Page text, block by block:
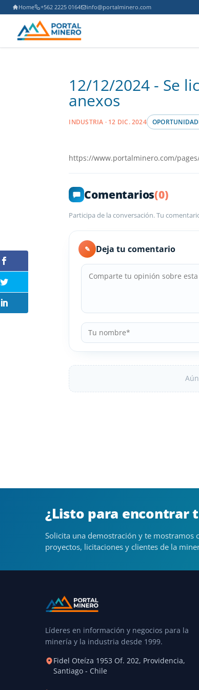
Home +562 2225 0164 info@portalminero.com
12/12/2024 - Se
anexos
INDUSTRIA · 12 DIC. 2024
https://www.portalminero.com/
Comentarios(0)
Participa de la conversación. Tu
✎ Deja tu comentario
¿Listo para encontrar
Solicita una demostración y te mostramos
proyectos, licitaciones y clientes de la
Líderes en información y negocios para la
minería y la industria desde 1999.
Fidel Oteíza 1953 Of. 202, Providencia,
Santiago - Chile